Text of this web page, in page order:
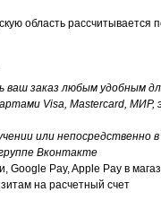
область рассчитывается
заказ любым удобным
Visa, Mastercard, МИР,
или непосредственно
Вконтакте
Google Pay, Apple Pay в
на расчетный счет